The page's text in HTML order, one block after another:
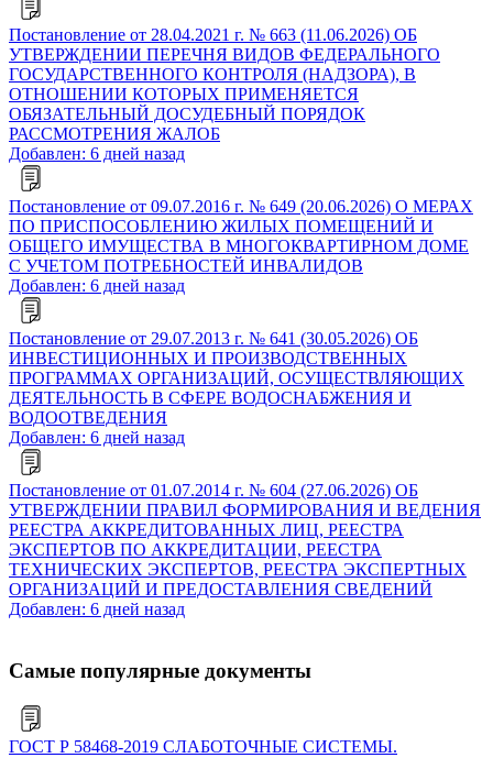
Постановление от 28.04.2021 г. № 663 (11.06.2026) ОБ
УТВЕРЖДЕНИИ ПЕРЕЧНЯ ВИДОВ ФЕДЕРАЛЬНОГО
ГОСУДАРСТВЕННОГО КОНТРОЛЯ (НАДЗОРА), В
ОТНОШЕНИИ КОТОРЫХ ПРИМЕНЯЕТСЯ
ОБЯЗАТЕЛЬНЫЙ ДОСУДЕБНЫЙ ПОРЯДОК
РАССМОТРЕНИЯ ЖАЛОБ
Добавлен: 6 дней назад
Постановление от 09.07.2016 г. № 649 (20.06.2026) О МЕРАХ
ПО ПРИСПОСОБЛЕНИЮ ЖИЛЫХ ПОМЕЩЕНИЙ И
ОБЩЕГО ИМУЩЕСТВА В МНОГОКВАРТИРНОМ ДОМЕ
С УЧЕТОМ ПОТРЕБНОСТЕЙ ИНВАЛИДОВ
Добавлен: 6 дней назад
Постановление от 29.07.2013 г. № 641 (30.05.2026) ОБ
ИНВЕСТИЦИОННЫХ И ПРОИЗВОДСТВЕННЫХ
ПРОГРАММАХ ОРГАНИЗАЦИЙ, ОСУЩЕСТВЛЯЮЩИХ
ДЕЯТЕЛЬНОСТЬ В СФЕРЕ ВОДОСНАБЖЕНИЯ И
ВОДООТВЕДЕНИЯ
Добавлен: 6 дней назад
Постановление от 01.07.2014 г. № 604 (27.06.2026) ОБ
УТВЕРЖДЕНИИ ПРАВИЛ ФОРМИРОВАНИЯ И ВЕДЕНИЯ
РЕЕСТРА АККРЕДИТОВАННЫХ ЛИЦ, РЕЕСТРА
ЭКСПЕРТОВ ПО АККРЕДИТАЦИИ, РЕЕСТРА
ТЕХНИЧЕСКИХ ЭКСПЕРТОВ, РЕЕСТРА ЭКСПЕРТНЫХ
ОРГАНИЗАЦИЙ И ПРЕДОСТАВЛЕНИЯ СВЕДЕНИЙ
Добавлен: 6 дней назад
Самые популярные документы
ГОСТ Р 58468-2019 СЛАБОТОЧНЫЕ СИСТЕМЫ.